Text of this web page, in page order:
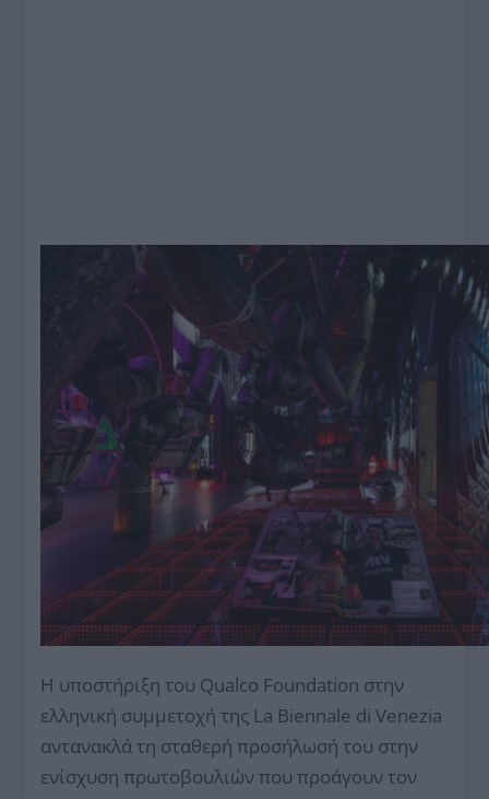
Η υποστήριξη του Qualco Foundation στην
ελληνική συμμετοχή της La Biennale di Venezia
αντανακλά τη σταθερή προσήλωσή του στην
ενίσχυση πρωτοβουλιών που προάγουν τον